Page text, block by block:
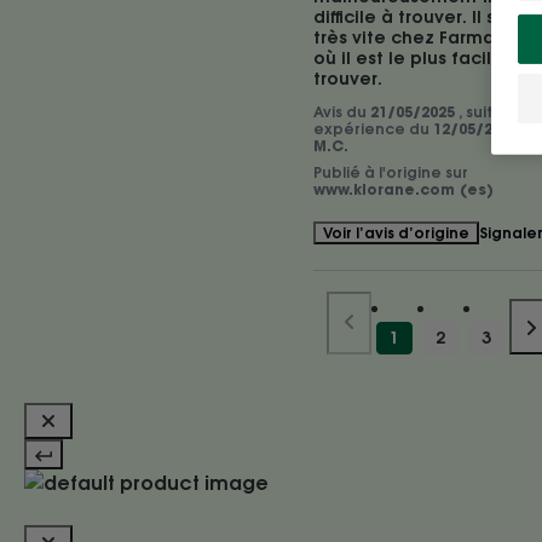
difficile à trouver. Il se
très vite chez Farmatodo,
où il est le plus facile à
trouver.
Avis du 21/05/2025 , suite à
expérience du 12/05/2025
M.C.
Publié à l'origine sur
www.klorane.com (es)
Voir l’avis d’origine Signaler
1 2 3